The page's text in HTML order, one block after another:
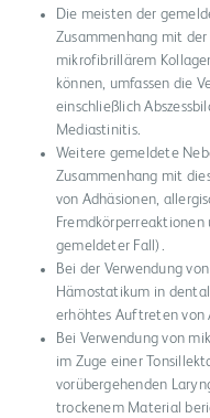
Die meisten der
Zusammenhang mit
mikrofibrillärem
können, umfassen die
einschließlich
Mediastinitis.
Weitere gemeldete
Zusammenhang mit
von Adhäsionen,
gemeldeter Fall).
Bei der Verwendung
Hämostatikum in
erhöhtes Auftreten von
Bei Verwendung von
im Zuge einer
vorübergehenden
trockenem Material